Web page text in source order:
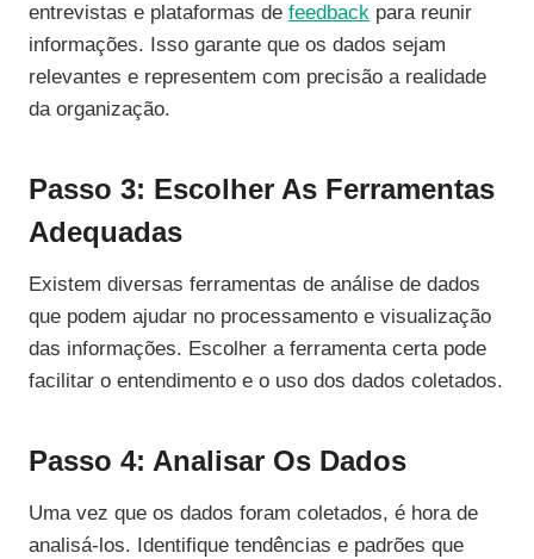
entrevistas e plataformas de feedback para reunir
informações. Isso garante que os dados sejam
relevantes e representem com precisão a realidade
da organização.
Passo 3: Escolher As Ferramentas
Adequadas
Existem diversas ferramentas de análise de dados
que podem ajudar no processamento e visualização
das informações. Escolher a ferramenta certa pode
facilitar o entendimento e o uso dos dados coletados.
Passo 4: Analisar Os Dados
Uma vez que os dados foram coletados, é hora de
analisá-los. Identifique tendências e padrões que